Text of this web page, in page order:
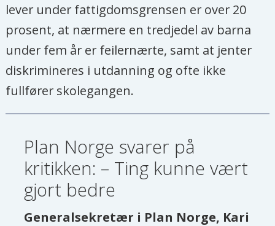
lever under fattigdomsgrensen er over 20
prosent, at nærmere en tredjedel av barna
under fem år er feilernærte, samt at jenter
diskrimineres i utdanning og ofte ikke
fullfører skolegangen.
Plan Norge svarer på
kritikken: – Ting kunne vært
gjort bedre
Generalsekretær i Plan Norge, Kari